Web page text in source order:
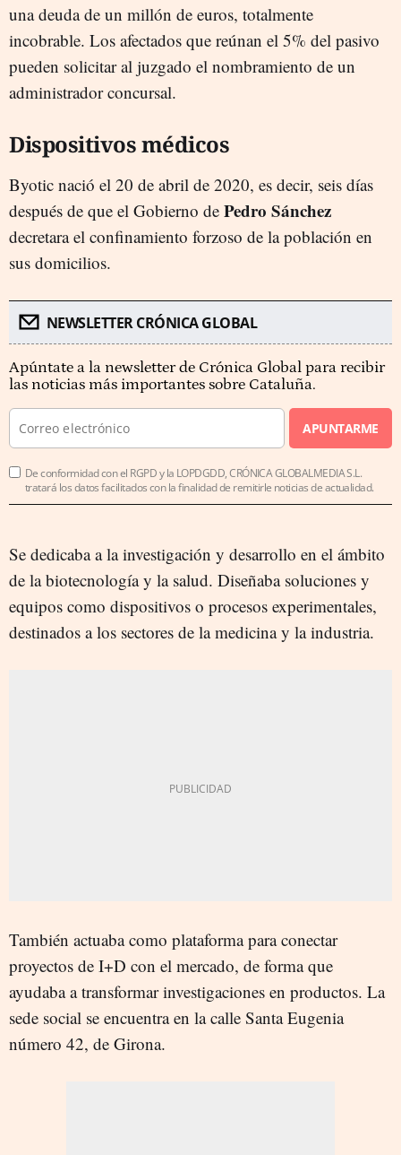
una deuda de un millón de euros, totalmente
incobrable. Los afectados que reúnan el 5% del pasivo
pueden solicitar al juzgado el nombramiento de un
administrador concursal.
Dispositivos médicos
Byotic nació el 20 de abril de 2020, es decir, seis días
después de que el Gobierno de Pedro Sánchez
decretara el confinamiento forzoso de la población en
sus domicilios.
NEWSLETTER CRÓNICA GLOBAL
Apúntate a la newsletter de Crónica Global para recibir
las noticias más importantes sobre Cataluña.
APUNTARME
De conformidad con el RGPD y la LOPDGDD, CRÓNICA GLOBALMEDIA S.L.
tratará los datos facilitados con la finalidad de remitirle noticias de actualidad.
Se dedicaba a la investigación y desarrollo en el ámbito
de la biotecnología y la salud. Diseñaba soluciones y
equipos como dispositivos o procesos experimentales,
destinados a los sectores de la medicina y la industria.
También actuaba como plataforma para conectar
proyectos de I+D con el mercado, de forma que
ayudaba a transformar investigaciones en productos. La
sede social se encuentra en la calle Santa Eugenia
número 42, de Girona.